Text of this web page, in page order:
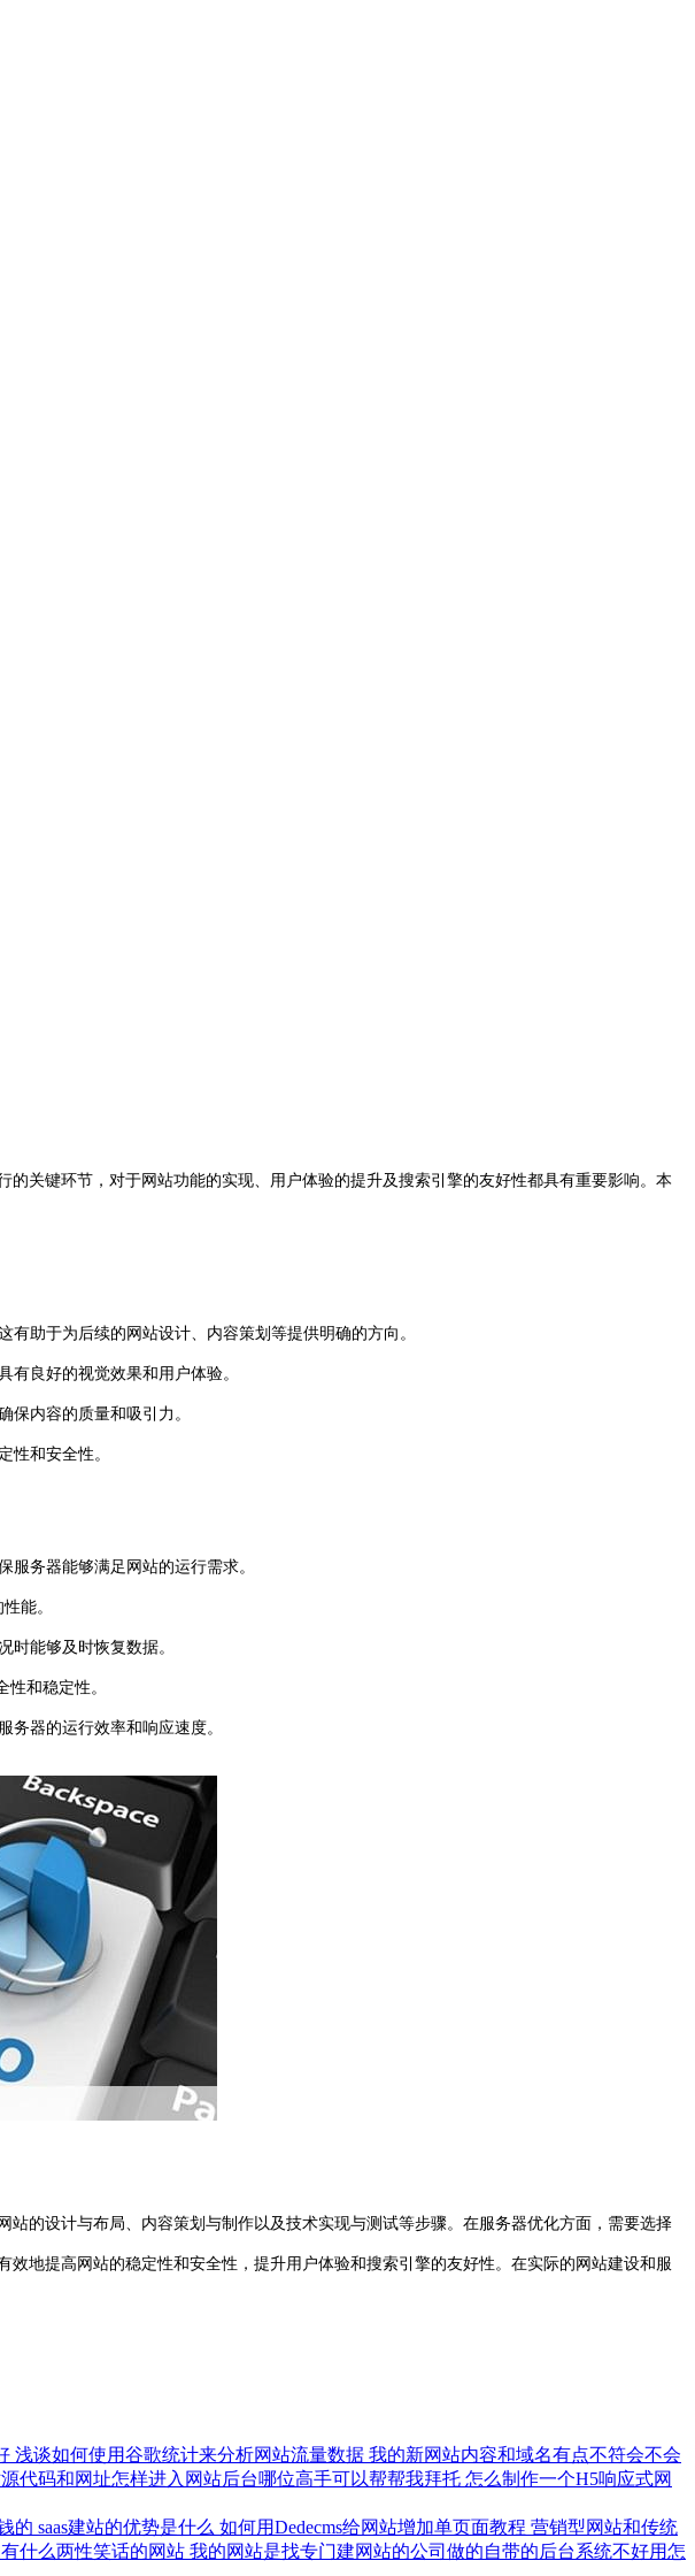
关键环节，对于网站功能的实现、用户体验的提升及搜索引擎的友好性都具有重要影响。本
助于为后续的网站设计、内容策划等提供明确的方向。
良好的视觉效果和用户体验。
内容的质量和吸引力。
和安全性。
务器能够满足网站的运行需求。
能。
能够及时恢复数据。
和稳定性。
器的运行效率和响应速度。
设计与布局、内容策划与制作以及技术实现与测试等步骤。在服务器优化方面，需要选择
地提高网站的稳定性和安全性，提升用户体验和搜索引擎的友好性。在实际的网站建设和服
浅谈如何使用谷歌统计来分析网站流量数据 我的新网站内容和域名有点不符会不会
代码和网址怎样进入网站后台哪位高手可以帮帮我拜托 怎么制作一个H5响应式网
的 saas建站的优势是什么 如何用Dedecms给网站增加单页面教程 营销型网站和传统
什么两性笑话的网站 我的网站是找专门建网站的公司做的自带的后台系统不好用怎